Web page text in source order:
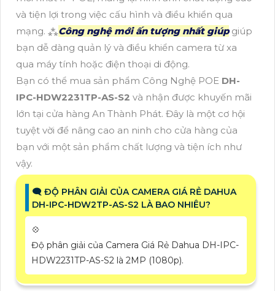
và tiện lợi trong việc cấu hình và điều khiển qua
mạng. ⁂Công nghệ mới ấn tượng nhất giúpgiúp
bạn dễ dàng quản lý và điều khiển camera từ xa
qua máy tính hoặc điện thoại di động.
Bạn có thể mua sản phẩm Công Nghệ POE DH-
IPC-HDW2231TP-AS-S2 và nhận được khuyến mãi
lớn tại cửa hàng An Thành Phát. Đây là một cơ hội
tuyệt vời để nâng cao an ninh cho cửa hàng của
bạn với một sản phẩm chất lượng và tiện ích như
vậy.
🗨️ ĐỘ PHÂN GIẢI CỦA CAMERA GIÁ RẺ DAHUA
DH-IPC-HDW2TP-AS-S2 LÀ BAO NHIÊU?
💠
Độ phân giải của Camera Giá Rẻ Dahua DH-IPC-
HDW2231TP-AS-S2 là 2MP (1080p).